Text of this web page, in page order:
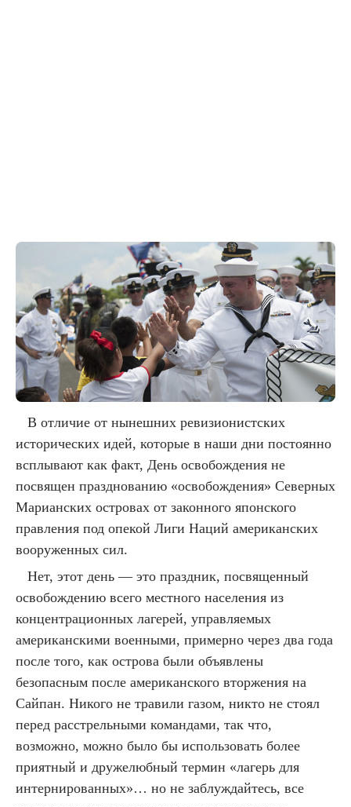
В отличие от нынешних ревизионистских
исторических идей, которые в наши дни постоянно
всплывают как факт, День освобождения не
посвящен празднованию «освобождения» Северных
Марианских островах от законного японского
правления под опекой Лиги Наций американских
вооруженных сил.
Нет, этот день — это праздник, посвященный
освобождению всего местного населения из
концентрационных лагерей, управляемых
американскими военными, примерно через два года
после того, как острова были объявлены
безопасным после американского вторжения на
Сайпан. Никого не травили газом, никто не стоял
перед расстрельными командами, так что,
возможно, можно было бы использовать более
приятный и дружелюбный термин «лагерь для
интернированных»… но не заблуждайтесь, все